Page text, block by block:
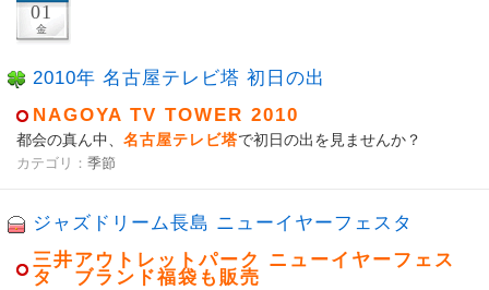
01
金
2010年 名古屋テレビ塔 初日の出
NAGOYA TV TOWER 2010
都会の真ん中、 名古屋テレビ塔で初日の出を見ませんか？
カテゴリ： 季節
ジャズドリーム長島 ニューイヤーフェスタ
三井アウトレットパーク ニューイヤーフェス
タ ブランド福袋も販売